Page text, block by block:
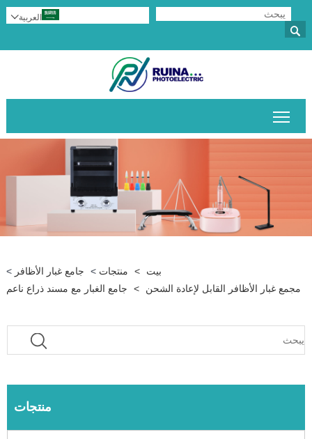

العربية
بيت > منتجات > جامع غبار الأظافر >
مجمع غبار الأظافر القابل لإعادة الشحن
> جامع الغبار مع مسند ذراع ناعم
منتجات